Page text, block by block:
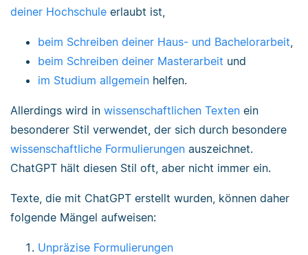
deiner Hochschule erlaubt ist,
beim Schreiben deiner Haus- und Bachelorarbeit
beim Schreiben deiner Masterarbeit und
im Studium allgemein helfen.
Allerdings wird in wissenschaftlichen Texten ein
besonderer Stil verwendet, der sich durch besondere
wissenschaftliche Formulierungen auszeichnet.
ChatGPT hält diesen Stil oft, aber nicht immer ein.
Texte, die mit ChatGPT erstellt wurden, können daher
folgende Mängel aufweisen:
Unpräzise Formulierungen